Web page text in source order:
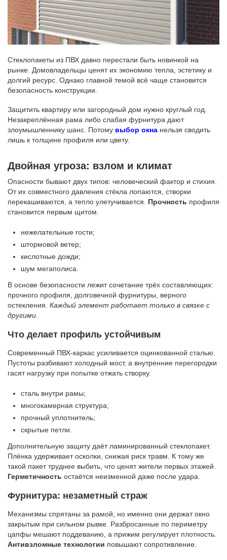
Стеклопакеты из ПВХ давно перестали быть новинкой на
рынке. Домовладельцы ценят их экономию тепла, эстетику и
долгий ресурс. Однако главной темой всё чаще становится
безопасность конструкции.
Защитить квартиру или загородный дом нужно круглый год.
Незакреплённая рама либо слабая фурнитура дают
злоумышленнику шанс. Потому выбор окна нельзя сводить
лишь к толщине профиля или цвету.
Двойная угроза: взлом и климат
Опасности бывают двух типов: человеческий фактор и стихия.
От их совместного давления стёкла лопаются, створки
перекашиваются, а тепло улетучивается. Прочность профиля
становится первым щитом.
нежелательные гости;
штормовой ветер;
кислотные дожди;
шум мегаполиса.
В основе безопасности лежит сочетание трёх составляющих:
прочного профиля, долговечной фурнитуры, верного
остекления. Каждый элемент работает только в связке с
другими.
Что делает профиль устойчивым
Современный ПВХ-каркас усиливается оцинкованной сталью.
Пустоты разбивают холодный мост, а внутренние перегородки
гасят нагрузку при попытке отжать створку.
сталь внутри рамы;
многокамерная структура;
прочный уплотнитель;
скрытые петли.
Дополнительную защиту даёт ламинированный стеклопакет.
Плёнка удерживает осколки, снижая риск травм. К тому же
такой пакет труднее выбить, что ценят жители первых этажей.
Герметичность остаётся неизменной даже после удара.
Фурнитура: незаметный страж
Механизмы спрятаны за рамой, но именно они держат окно
закрытым при сильном рывке. Разбросанные по периметру
цапфы мешают поддеванию, а прижим регулирует плотность.
Антивзломные технологии повышают сопротивление.